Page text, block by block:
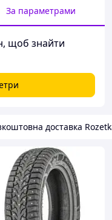
За параметрами
щоб знайти
доставка